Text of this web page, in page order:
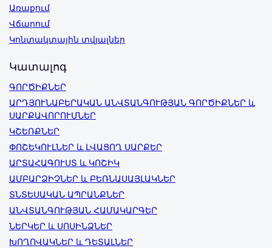
Առաքում
Վճարում
Կոնտակտային տվյալներ
Կատալոգ
ԳՈՐԾԻՔՆԵՐ
ԱՐԴՅՈՒՆԱԲԵՐԱԿԱՆ ԱՆՎՏԱՆԳՈՒԹՅԱՆ ԳՈՐԾԻՔՆԵՐ և
ՍԱՐՔԱՎՈՐՈՒՄՆԵՐ
ԿՇԵՌՔՆԵՐ
ՓՈՇԵԿՈՒԼՆԵՐ և ԼՎԱՑՈՂ ՍԱՐՔԵՐ
ԱՐՏԱՀԱԳՈՒՍՏ և ԿՈՇԻԿ
ԱՄԲԱՐՁԻՉՆԵՐ և ԲԵՌՆԱՍԱՅԼԱԿՆԵՐ
ՏՆՏԵՍԱԿԱՆ ԱՊՐԱՆՔՆԵՐ
ԱՆՎՏԱՆԳՈՒԹՅԱՆ ՀԱՄԱԿԱՐԳԵՐ
ՆԵՐԿԵՐ և ՍՈՍԻՆՁՆԵՐ
ԽՈՂՈՎԱԿՆԵՐ և ԴԵՏԱԼՆԵՐ